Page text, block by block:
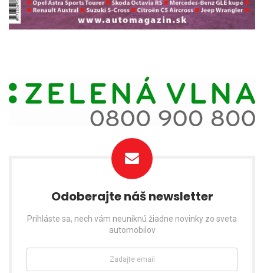
Odoberajte náš newsletter
Prihláste sa, nech vám neuniknú žiadne novinky zo sveta
automobilov